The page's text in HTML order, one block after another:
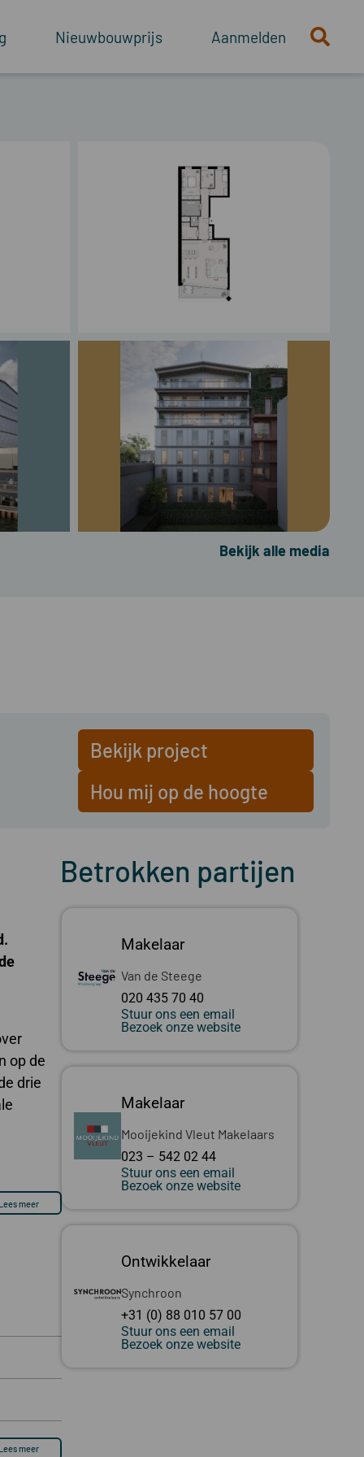
Nieuwbouwprijs Aanmelden
Bekijk alle media
Bekijk project
Hou mij op de hoogte
op de
drie
Lees meer
Lees meer
Betrokken partijen
Makelaar
Van de Steege
020 435 70 40
Stuur ons een email
Bezoek onze website
Makelaar
Mooijekind Vleut Makelaars
023 – 542 02 44
Stuur ons een email
Bezoek onze website
Ontwikkelaar
Synchroon
+31 (0) 88 010 57 00
Stuur ons een email
Bezoek onze website